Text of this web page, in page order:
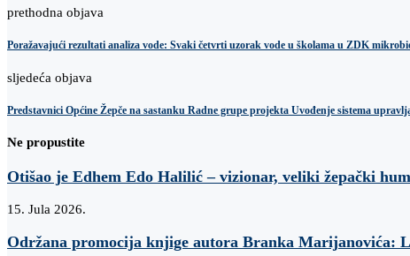
prethodna objava
Poražavajući rezultati analiza vode: Svaki četvrti uzorak vode u školama u ZDK
sljedeća objava
Predstavnici Općine Žepče na sastanku Radne grupe projekta Uvođenje sistema
Ne propustite
Otišao je Edhem Edo Halilić – vizionar, veliki žepački
15. Jula 2026.
Održana promocija knjige autora Branka Marijanovića: